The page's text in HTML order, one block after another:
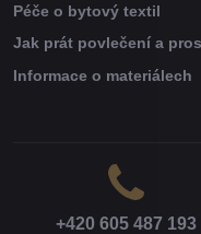
Péče o bytový textil
Jak prát povlečení a
Informace o materiálech
+420 605 487 193